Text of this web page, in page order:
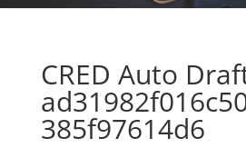
CRED Auto
385f97614d6